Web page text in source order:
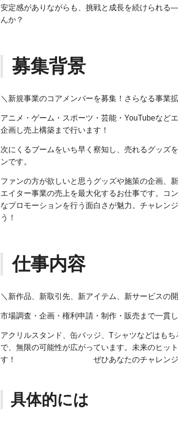
安定感がありながらも、挑戦と成長を続けられ
んか？
募集背景
＼新規事業のコアメンバーを募集！さらなる事業
アニメ・ゲーム・スポーツ・芸能・YouTubeなど
企画し売上構築まで行います！
次にくるブームをいち早く察知し、売れるグッズ
ンです。
ファンの方が欲しいと思うグッズや施策の企画、
エイター事業の売上を最大化するお仕事です。コ
なプロモーションを行う面白さが魅力。チャレン
う！
仕事内容
＼新作品、新取引先、新アイテム、新サービスの
市場調査・企画・権利申請・制作・販売まで一貫
アクリルスタンド、缶バッジ、Tシャツなどはも
で、無限の可能性が広がっています。未来のヒッ
す！ ぜひあなたのチャレンジをお待
具体的には